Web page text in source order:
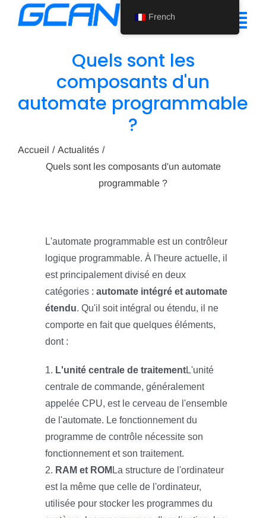
Produit
À propos de nous
French
Quels sont les
composants d'un
automate programmable
?
Accueil
Actualités
Quels sont les composants d'un automate
programmable ?
L'automate programmable est un contrôleur
logique programmable. À l'heure actuelle, il
est principalement divisé en deux
catégories :automate intégré et automate
étendu. Qu'il soit intégral ou étendu, il ne
comporte en fait que quelques éléments,
dont :
1. L'unité centrale de traitementL'unité
centrale de commande, généralement
appelée CPU, est le cerveau de l'ensemble
de l'automate. Le fonctionnement du
programme de contrôle nécessite son
fonctionnement et son traitement.
2. RAM et ROM La structure de l'ordinateur
est la même que celle de l'ordinateur,
utilisée pour stocker les programmes du
French